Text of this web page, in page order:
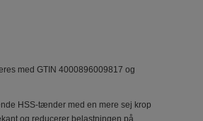
med GTIN 4000896009817 og
HSS-tænder med en mere sej krop
og reducerer belastningen på